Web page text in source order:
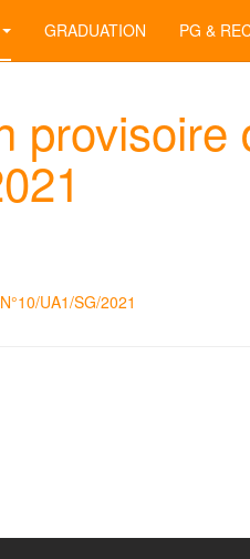
GRADUATION PG &
provisoire
UA1/SG/2021
de la consultation N°11/UA1/SG/